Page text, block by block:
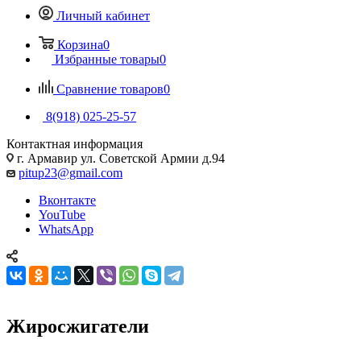
Личный кабинет
Корзина0
Избранные товары0
Сравнение товаров0
8(918) 025-25-57
Контактная информация
г. Армавир ул. Советской Армии д.94
pitup23@gmail.com
Вконтакте
YouTube
WhatsApp
Жиросжигатели